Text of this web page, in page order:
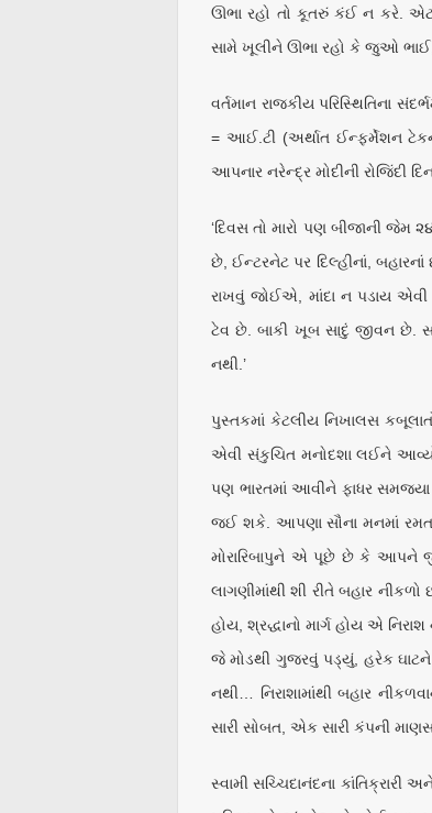
ઊભા રહો તો કૂતરું કંઈ ન કરે.
સામે ખૂલીને ઊભા રહો કે જુઓ ભાઈ,
વર્તમાન રાજકીય પરિસ્થિતિના
= આઈ.ટી (અર્થાત ઈન્ફર્મેશન
આપનાર નરેન્દ્ર મોદીની રોજિંદી
‘દિવસ તો મારો પણ બીજાની જેમ
છે, ઈન્ટરનેટ પર દિલ્હીનાં,
રાખવું જોઈએ, માંદા ન પડાય
ટેવ છે. બાકી ખૂબ સાદું જીવન છે.
નથી.’
પુસ્તકમાં કેટલીય નિખાલસ
એવી સંકુચિત મનોદશા લઈને
પણ ભારતમાં આવીને ફાધર
જઈ શકે. આપણા સૌના મનમાં
મોરારિબાપુને એ પૂછે છે કે આપને
લાગણીમાંથી શી રીતે બહાર નીકળો
હોય, શ્રદ્ધાનો માર્ગ હોય એ
જે મોડથી ગુજરવું પડ્યું, હરેક ઘાટને
નથી… નિરાશામાંથી બહાર
સારી સોબત, એક સારી કંપની
સ્વામી સચ્ચિદાનંદના